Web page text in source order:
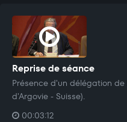
Reprise de séance
Présence d'un délégation
d'Argovie - Suisse).
00:03:12